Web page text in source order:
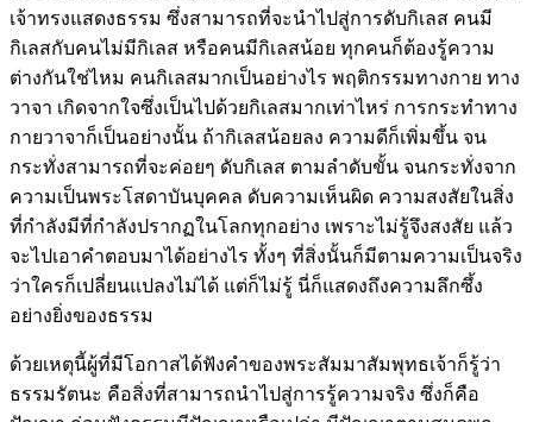
เจ้าทรงแสดงธรรม ซึ่งสามารถที่จะนำไปสู่การดับกิเลส คนมี
กิเลสกับคนไม่มีกิเลส หรือคนมีกิเลสน้อย ทุกคนก็ต้องรู้ความ
ต่างกันใช่ไหม คนกิเลสมากเป็นอย่างไร พฤติกรรมทางกาย ทาง
วาจา เกิดจากใจซึ่งเป็นไปด้วยกิเลสมากเท่าไหร่ การกระทำทาง
กายวาจาก็เป็นอย่างนั้น ถ้ากิเลสน้อยลง ความดีก็เพิ่มขึ้น จน
กระทั่งสามารถที่จะค่อยๆ ดับกิเลส ตามลำดับขั้น จนกระทั่งจาก
ความเป็นพระโสดาบันบุคคล ดับความเห็นผิด ความสงสัยในสิ่ง
ที่กำลังมีที่กำลังปรากฏในโลกทุกอย่าง เพราะไม่รู้จึงสงสัย แล้ว
จะไปเอาคำตอบมาได้อย่างไร ทั้งๆ ที่สิ่งนั้นก็มีตามความเป็นจริง
ว่าใครก็เปลี่ยนแปลงไม่ได้ แต่ก็ไม่รู้ นี่ก็แสดงถึงความลึกซึ้ง
อย่างยิ่งของธรรม
ด้วยเหตุนี้ผู้ที่มีโอกาสได้ฟังคำของพระสัมมาสัมพุทธเจ้าก็รู้ว่า
ธรรมรัตนะ คือสิ่งที่สามารถนำไปสู่การรู้ความจริง ซึ่งก็คือ